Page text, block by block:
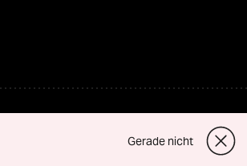
Gerade nicht